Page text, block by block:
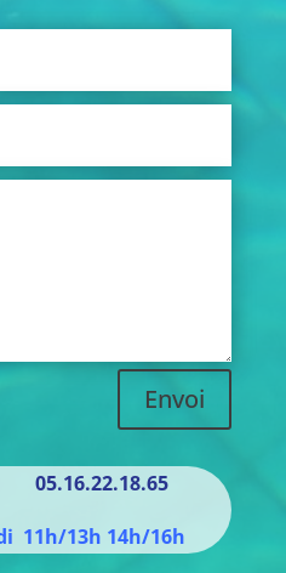
Envoi
11h/13h 14h/16h